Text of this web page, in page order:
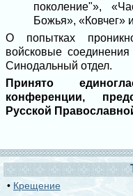
поколение"»,
Божья», «Ковчег»
О попытках
войсковые
Синодальный отдел.
Принято
конференции,
Русской
• Крещение